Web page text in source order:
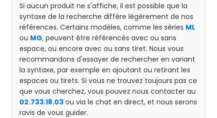
Si aucun produit ne s'affiche, il est possible que la
syntaxe de la recherche diffère légèrement de nos
références. Certains modèles, comme les séries ML
ou MG, peuvent être référencés avec ou sans
espace, ou encore avec ou sans tiret. Nous vous
recommandons d'essayer de rechercher en variant
la syntaxe, par exemple en ajoutant ou retirant les
espaces ou tirets. Si vous ne trouvez toujours pas ce
que vous cherchez, vous pouvez nous contacter au
02.733.18.03 ou via le chat en direct, et nous serons
ravis de vous guider.